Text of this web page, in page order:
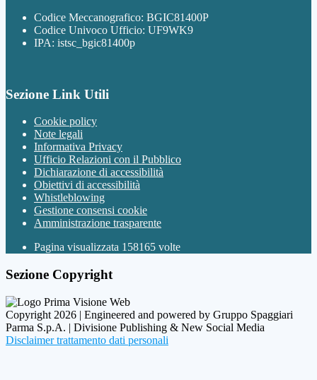
Codice Meccanografico: BGIC81400P
Codice Univoco Ufficio: UF9WK9
IPA: istsc_bgic81400p
Sezione Link Utili
Cookie policy
Note legali
Informativa Privacy
Ufficio Relazioni con il Pubblico
Dichiarazione di accessibilità
Obiettivi di accessibilità
Whistleblowing
Gestione consensi cookie
Amministrazione trasparente
Pagina visualizzata 158165 volte
Sezione Copyright
Copyright 2026 | Engineered and powered by Gruppo Spaggiari
Parma S.p.A. | Divisione Publishing & New Social Media
Disclaimer trattamento dati personali